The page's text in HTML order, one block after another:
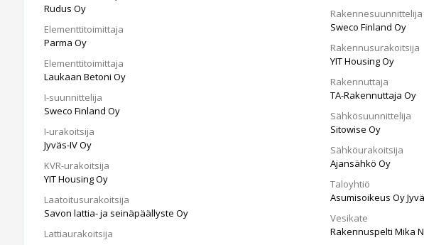
Rudus Oy
Elementtitoimittaja
Parma Oy
Elementtitoimittaja
Laukaan Betoni Oy
I-suunnittelija
Sweco Finland Oy
I-urakoitsija
Jyväs-IV Oy
KVR-urakoitsija
YIT Housing Oy
Laatoitusurakoitsija
Savon lattia- ja seinäpäällyste Oy
Lattiaurakoitsija
Rakennesuunnittelija
Sweco Finland Oy
Rakennusurakoitsija
YIT Housing Oy
Rakennuttaja
TA-Rakennuttaja Oy
Sähkösuunnittelija
Sitowise Oy
Sähköurakoitsija
Ajansähkö Oy
Taloyhtiö
Asumisoikeus Oy
Vesikate
Rakennuspelti Mika